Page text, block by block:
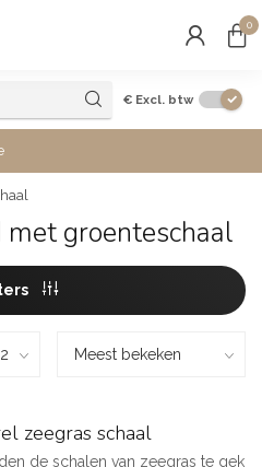
0
€ Excl. btw
groenteschaal
zeegras schaal
de schalen van zeegras te gek